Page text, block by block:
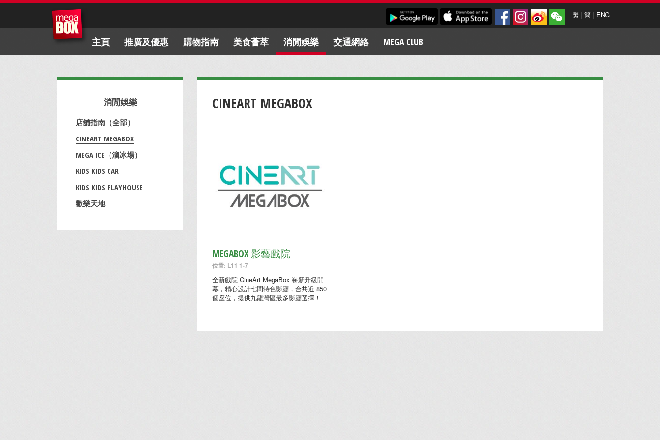
繁 | 簡 | ENG
主頁 推廣及優惠 購物指南 美食薈萃 消閒娛樂 交通網絡 MEGA CLUB
消閒娛樂
店舖指南（全部）
CINEART MEGABOX
MEGA ICE（溜冰場）
KIDS KIDS CAR
KIDS KIDS PLAYHOUSE
歡樂天地
CINEART MEGABOX
MEGABOX 影藝戲院
位置: L11 1-7
全新戲院 CineArt MegaBox 嶄新升級開
幕，精心設計七間特色影廳，合共近 850
個座位，提供九龍灣區最多影廳選擇！